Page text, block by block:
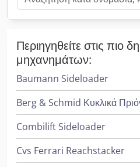
Περιηγηθείτε στις πιο
μηχανημάτων:
Baumann Sideloader
Berg & Schmid Κυκλικά
Combilift Sideloader
Cvs Ferrari Reachstacker